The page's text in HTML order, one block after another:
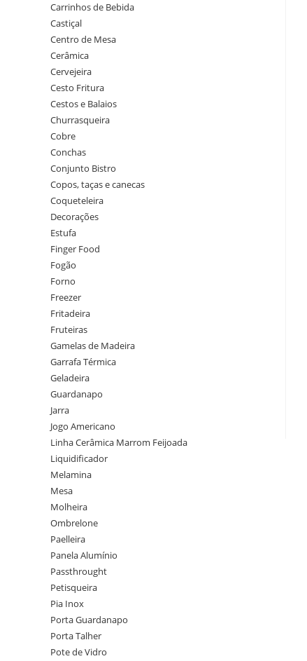
Carrinhos de Bebida
Castiçal
Centro de Mesa
Cerâmica
Cervejeira
Cesto Fritura
Cestos e Balaios
Churrasqueira
Cobre
Conchas
Conjunto Bistro
Copos, taças e canecas
Coqueteleira
Decorações
Estufa
Finger Food
Fogão
Forno
Freezer
Fritadeira
Fruteiras
Gamelas de Madeira
Garrafa Térmica
Geladeira
Guardanapo
Jarra
Jogo Americano
Linha Cerâmica Marrom Feijoada
Liquidificador
Melamina
Mesa
Molheira
Ombrelone
Paelleira
Panela Alumínio
Passthrought
Petisqueira
Pia Inox
Porta Guardanapo
Porta Talher
Pote de Vidro